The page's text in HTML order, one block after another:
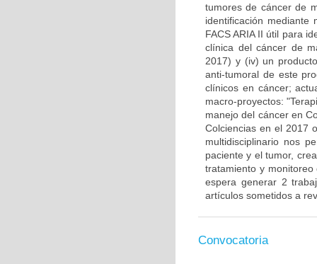
tumores de cáncer de
identificación
FACS ARIA II útil para
clínica del cáncer de
2017) y (iv) un
anti-tumoral de este
clínicos en cáncer;
macro-proyectos:
manejo del cáncer en
Colciencias en el 2017
multidisciplinario nos
paciente y el tumor,
tratamiento y
espera generar 2
artículos sometidos a
Convocatoria